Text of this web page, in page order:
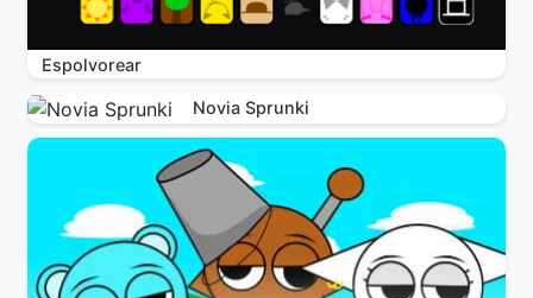
Espolvorear
Novia Sprunki